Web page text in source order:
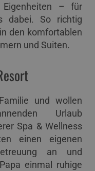
Eigenheiten – für
dabei. So richtig
den komfortablen
und Suiten.
und wollen
Urlaub
Spa & Wellness
einen eigenen
an und
einmal ruhige